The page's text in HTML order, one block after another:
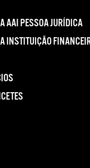
AAI PESSOA JURÍDICA
INSTITUIÇÃO